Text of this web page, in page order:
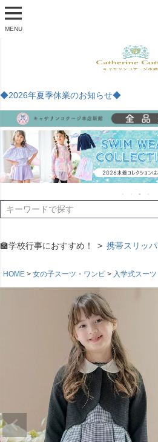
MENU
◆2026年夏季休業のお知らせ◆
🏫学校行事におすすめ！ 携帯スリッパ
HOME 女の子スーツ・ワンピ 入学式スーツ